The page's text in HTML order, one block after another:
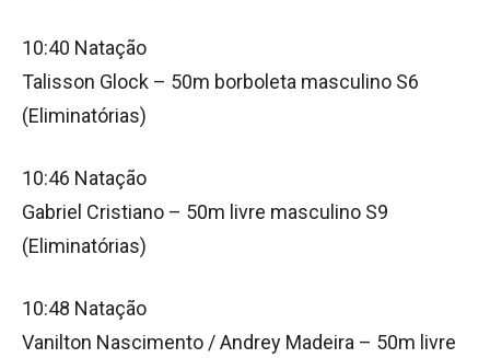
10:40 Natação
Talisson Glock – 50m borboleta masculino S6
(Eliminatórias)
10:46 Natação
Gabriel Cristiano – 50m livre masculino S9
(Eliminatórias)
10:48 Natação
Vanilton Nascimento / Andrey Madeira – 50m livre